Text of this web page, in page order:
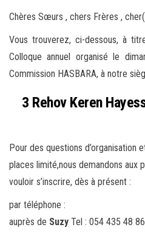
Chères Sœurs , chers Frères ,
Vous trouverez, ci-dessous, à
Colloque annuel organisé le
Commission HASBARA, à notre
3 Rehov Keren
Pour des questions d’organisation
places limité,nous demandons aux
vouloir s’inscrire, dès à présent :
par téléphone :
auprès de Suzy Tel : 054 435 48